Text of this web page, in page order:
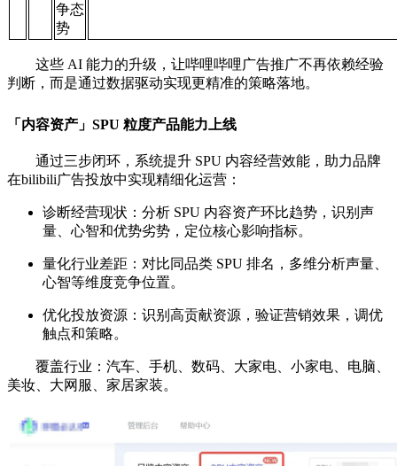
争态
势
这些 AI 能力的升级，让哔哩哔哩广告推广不再依赖经验
判断，而是通过数据驱动实现更精准的策略落地。
「内容资产」SPU 粒度产品能力上线
通过三步闭环，系统提升 SPU 内容经营效能，助力品牌
在bilibili广告投放中实现精细化运营：
诊断经营现状：分析 SPU 内容资产环比趋势，识别声
量、心智和优势劣势，定位核心影响指标。
量化行业差距：对比同品类 SPU 排名，多维分析声量、
心智等维度竞争位置。
优化投放资源：识别高贡献资源，验证营销效果，调优
触点和策略。
覆盖行业：汽车、手机、数码、大家电、小家电、电脑、
美妆、大网服、家居家装。